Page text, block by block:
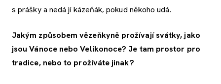
s prášky a nedá jí kázeňák, pokud někoho udá.
Jakým způsobem vězeňkyně prožívají svátky, jako
jsou Vánoce nebo Velikonoce? Je tam prostor pro
tradice, nebo to prožíváte jinak?